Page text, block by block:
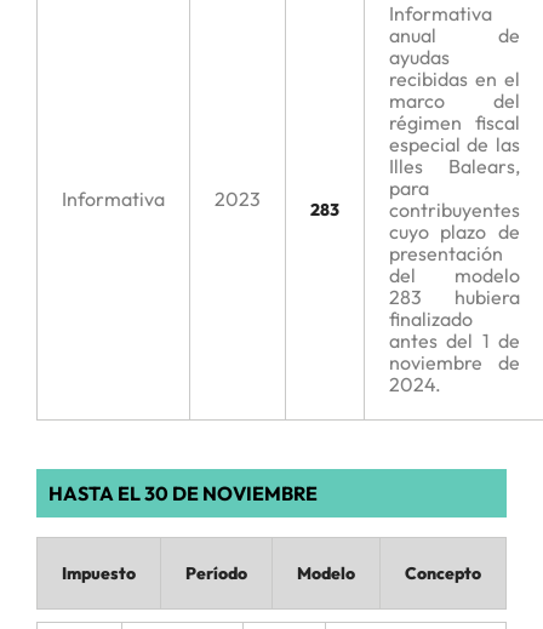
Informativa 2023 283
Informativa
anual de
ayudas
recibidas en el
marco del
régimen fiscal
especial de las
Illes Balears,
para
contribuyentes
cuyo plazo de
presentación
del modelo
283 hubiera
finalizado
antes del 1 de
noviembre de
2024.
HASTA EL 30 DE NOVIEMBRE
Impuesto Período Modelo Concepto